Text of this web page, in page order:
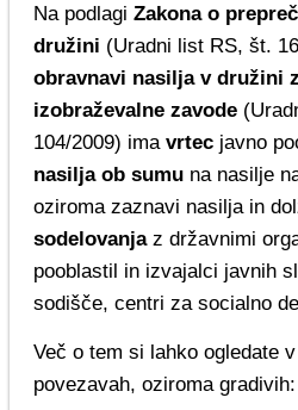
Na podlagi Zakona o
družini (Uradni list RS, št.
obravnavi nasilja v družini
izobraževalne zavode
104/2009) ima vrtecjavno
nasilja ob sumuna nasilje
oziroma zaznavi nasilja in
sodelovanjaz državnimi
pooblastil in izvajalci javnih
sodišče, centri za socialno
Več o tem si lahko ogledate
povezavah, oziroma gradivih: